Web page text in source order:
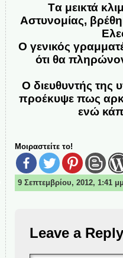
Tα μεικτά
Αστυνομίας,
Ο γενικός
ότι θα
Ο διευθυντής της
προέκυψε πως
ενώ
Μοιραστείτε το!
9 Σεπτεμβρίου, 2012, 1:41
Leave a Reply